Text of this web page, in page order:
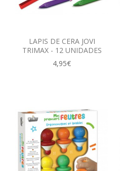
LAPIS DE CERA JOVI
TRIMAX - 12 UNIDADES
4,95€